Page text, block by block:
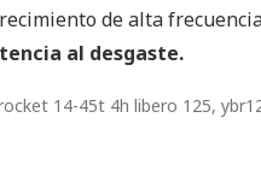
de alta
al desgaste.
14-45t 4h libero 125,